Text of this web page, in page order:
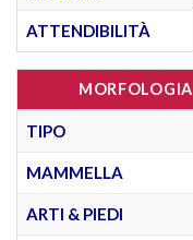
ATTENDIBILITÀ
MORFOLOGIA
TIPO
MAMMELLA
ARTI & PIEDI